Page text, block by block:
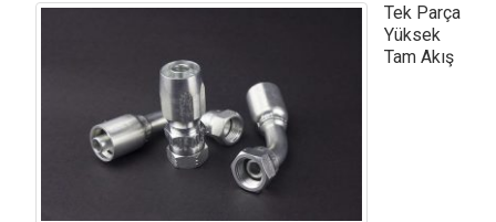
Tek Parça
Yüksek
Tam Akış